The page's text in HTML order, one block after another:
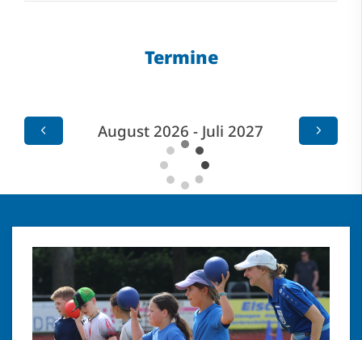
Termine
August 2026 - Juli 2027